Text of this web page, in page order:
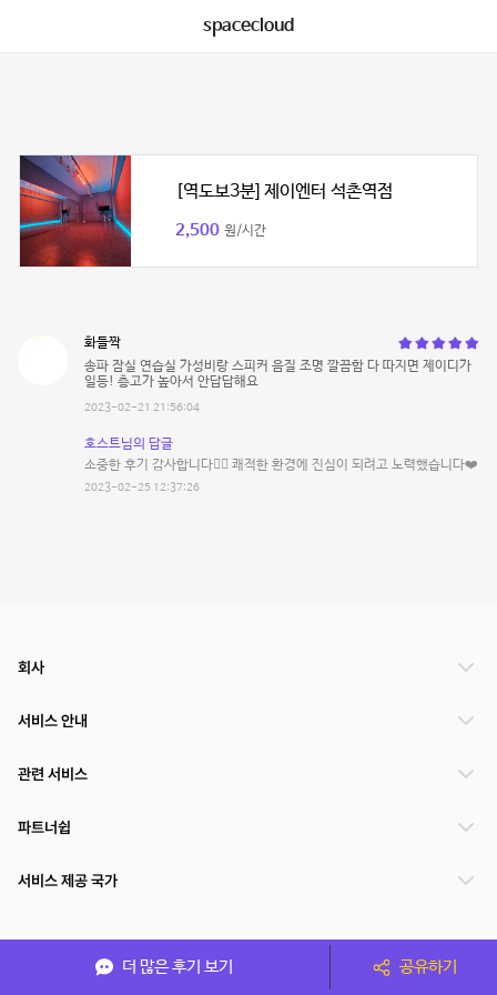
spacecloud
[역도보3분] 제이엔터 석촌역점
2,500 원/시간
화들짝
송파 잠실 연습실 가성비랑 스피커 음질 조명 깔끔함 다 따지면 제이디가
일등! 층고가 높아서 안답답해요
2023-02-21 21:56:04
호스트님의 답글
소중한 후기 감사합니다❤️‍🔥 쾌적한 환경에 진심이 되려고 노력했습니다❤️
2023-02-25 12:37:26
더 많은 후기 보기 공유하기
회사
서비스 안내
관련 서비스
파트너쉽
서비스 제공 국가
(주)NSPACE 사업자정보